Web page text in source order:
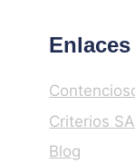
Criterios
Blog